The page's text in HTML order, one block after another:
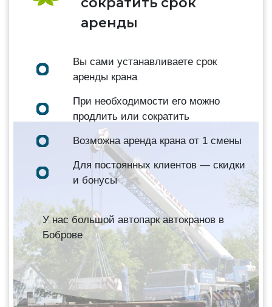
аренды
Вы сами устанавливаете срок
аренды крана
При необходимости его можно
продлить или сократить
Возможна аренда крана от 1 смены
Для постоянных клиентов — скидки
и бонусы
У нас большой автопарк автокранов в
Боброве